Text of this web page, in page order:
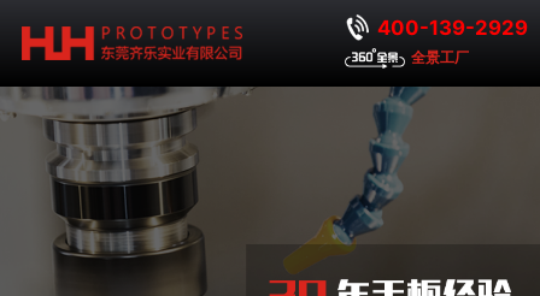
400-139-2929
全景工厂